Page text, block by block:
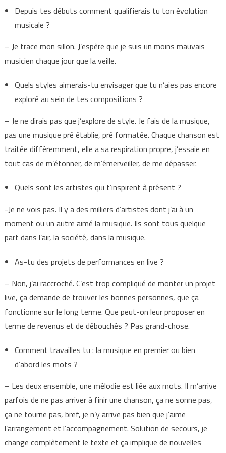
Depuis tes débuts comment qualifierais tu ton évolution
musicale ?
– Je trace mon sillon. J’espère que je suis un moins mauvais
musicien chaque jour que la veille.
Quels styles aimerais-tu envisager que tu n’aies pas encore
exploré au sein de tes compositions ?
– Je ne dirais pas que j’explore de style. Je fais de la musique,
pas une musique pré établie, pré formatée. Chaque chanson est
traitée différemment, elle a sa respiration propre, j’essaie en
tout cas de m’étonner, de m’émerveiller, de me dépasser.
Quels sont les artistes qui t’inspirent à présent ?
-Je ne vois pas. Il y a des milliers d’artistes dont j’ai à un
moment ou un autre aimé la musique. Ils sont tous quelque
part dans l’air, la société, dans la musique.
As-tu des projets de performances en live ?
– Non, j’ai raccroché. C’est trop compliqué de monter un projet
live, ça demande de trouver les bonnes personnes, que ça
fonctionne sur le long terme. Que peut-on leur proposer en
terme de revenus et de débouchés ? Pas grand-chose.
Comment travailles tu : la musique en premier ou bien
d’abord les mots ?
– Les deux ensemble, une mélodie est liée aux mots. Il m’arrive
parfois de ne pas arriver à finir une chanson, ça ne sonne pas,
ça ne tourne pas, bref, je n’y arrive pas bien que j’aime
l’arrangement et l’accompagnement. Solution de secours, je
change complètement le texte et ça implique de nouvelles